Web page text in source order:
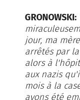
GRONOWSKI:
jour, ma
arrêtés par
alors à
aux nazis
mois à la
avons été